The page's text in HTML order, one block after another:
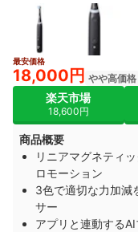
最安価格
18,000円 やや高価格
楽天市場
18,600円
商品概要
リニアマグネティ
ロモーション
3色で適切な力加減
サー
アプリと連動する